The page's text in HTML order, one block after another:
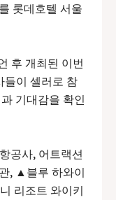
롯데호텔 서울
후 개최된 이번
들이 셀러로 참
기대감을 확인
공사, 어트랙션
, ▲블루 하와이
리조트 와이키